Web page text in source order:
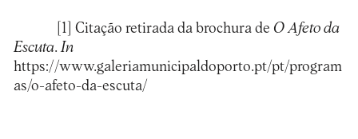
[1] Citação retirada da brochura de O Afeto da
Escuta.In
https://www.galeriamunicipaldoporto.pt/pt/program
as/o-afeto-da-escuta/